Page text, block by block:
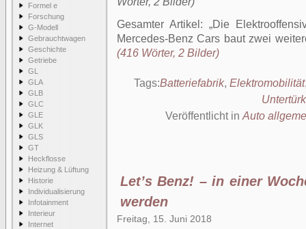
Formel e
Forschung
G-Modell
Gebrauchtwagen
Geschichte
Getriebe
GL
GLA
GLB
GLC
GLE
GLK
GLS
GT
Heckflosse
Heizung & Lüftung
Historie
Individualisierung
Infotainment
Interieur
Internet
Gesamter Artikel:
Die
Mercedes-Benz Cars baut zwei
(416 Wörter, 2 Bilder)
Tags:Batteriefabrik, Elektromobilität
Veröffentlicht in Auto
Let’s Benz! – in einer
werden
Freitag, 15. Juni 2018